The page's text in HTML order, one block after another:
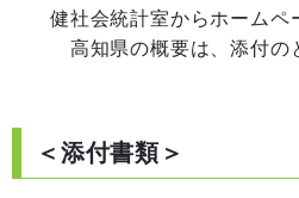
健社会統計室からホームペ
高知県の概要は、添付の
＜添付書類＞